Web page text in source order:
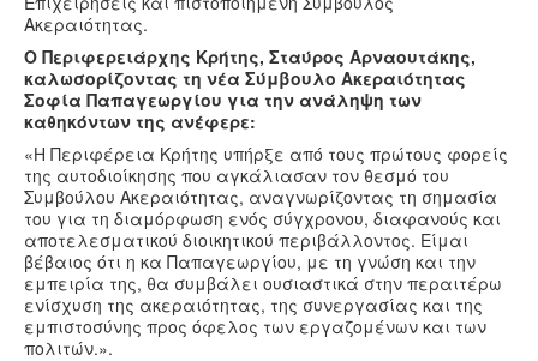
Συνταγές
Ακεραιότητας.
Ο Περιφερειάρχης Κρήτης, Σταύρος Αρναουτάκης,
καλωσορίζοντας τη νέα Σύμβουλο Ακεραιότητας
Σοφία Παπαγεωργίου για την ανάληψη των
καθηκόντων της ανέφερε:
«Η Περιφέρεια Κρήτης υπήρξε από τους πρώτους φορείς
της αυτοδιοίκησης που αγκάλιασαν τον θεσμό του
Συμβούλου Ακεραιότητας, αναγνωρίζοντας τη σημασία
του για τη διαμόρφωση ενός σύγχρονου, διαφανούς και
αποτελεσματικού διοικητικού περιβάλλοντος. Είμαι
βέβαιος ότι η κα Παπαγεωργίου, με τη γνώση και την
εμπειρία της, θα συμβάλει ουσιαστικά στην περαιτέρω
ενίσχυση της ακεραιότητας, της συνεργασίας και της
εμπιστοσύνης προς όφελος των εργαζομένων και των
πολιτών.».